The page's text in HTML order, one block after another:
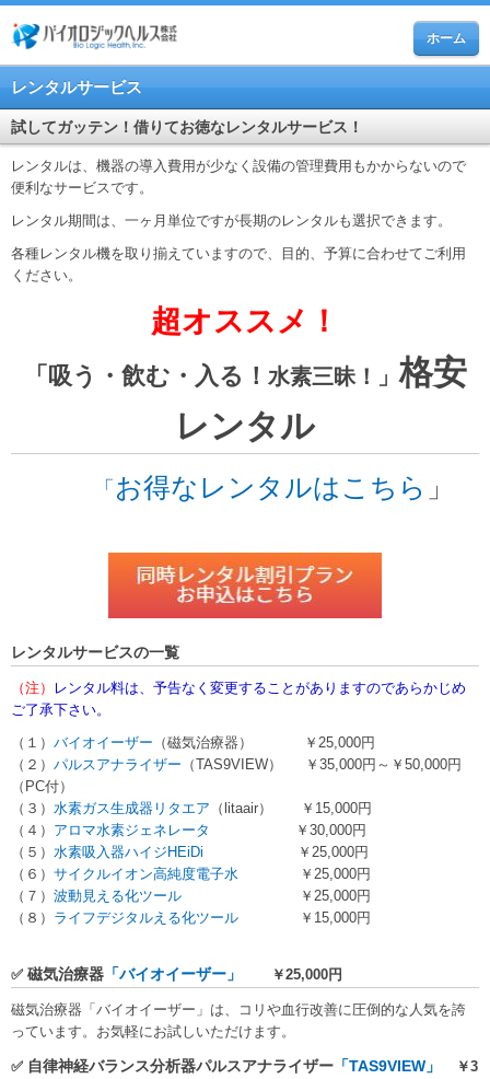
ホーム
レンタルサービス
試してガッテン！借りてお徳なレンタルサービス！
レンタルは、機器の導入費用が少なく設備の管理費用もかからないので
便利なサービスです。
レンタル期間は、一ヶ月単位ですが長期のレンタルも選択できます。
各種レンタル機を取り揃えていますので、目的、予算に合わせてご利用
ください。
超オススメ！
「吸う・飲む・入る！ 水素三昧！」格安
レンタル
「 お得なレンタルはこちら 」
レンタルサービスの一覧
（注）
レンタル料は、予告なく変更することがありますのであらかじめ
ご了承下さい。
（１） バイオイーザー （磁気治療器） ￥25,000円
（２） パルスアナライザー （TAS9VIEW） ￥35,000円～￥50,000円
（PC付）
（３） 水素ガス生成器リタエア （litaair） ￥15,000円
（４） アロマ水素ジェネレータ
￥30,000円
（５） 水素吸入器ハイジHEiDi ￥25,000円
（６） サイクルイオン高純度電子水 ￥25,000円
（７） 波動見える化ツール ￥25,000円
（８） ライフデジタルえる化ツール ￥15,000円
✅ 磁気治療器 「バイオイーザー」 ￥25,000円
磁気治療器「バイオイーザー」は、コリや血行改善に圧倒的な人気を誇
っています。お気軽にお試しいただけます。
✅ 自律神経バランス分析器パルスアナライザー 「TAS9VIEW」
￥3